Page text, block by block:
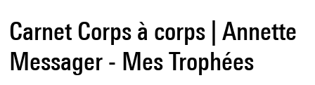
Carnet Corps à corps | Annette
Messager - Mes Trophées